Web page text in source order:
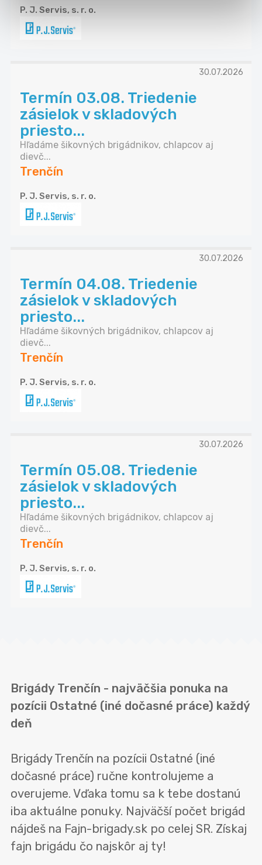
P. J. Servis, s. r. o.
30.07.2026
Termín 03.08. Triedenie
zásielok v skladových
priesto...
Hľadáme šikovných brigádnikov, chlapcov aj
dievč...
Trenčín
P. J. Servis, s. r. o.
30.07.2026
Termín 04.08. Triedenie
zásielok v skladových
priesto...
Hľadáme šikovných brigádnikov, chlapcov aj
dievč...
Trenčín
P. J. Servis, s. r. o.
30.07.2026
Termín 05.08. Triedenie
zásielok v skladových
priesto...
Hľadáme šikovných brigádnikov, chlapcov aj
dievč...
Trenčín
P. J. Servis, s. r. o.
Brigády Trenčín - najväčšia ponuka na
pozícii Ostatné (iné dočasné práce) každý
deň
Brigády Trenčín na pozícii Ostatné (iné
dočasné práce) ručne kontrolujeme a
overujeme. Vďaka tomu sa k tebe dostanú
iba aktuálne ponuky. Najväčší počet brigád
nájdeš na Fajn-brigady.sk po celej SR. Získaj
fajn brigádu čo najskôr aj ty!